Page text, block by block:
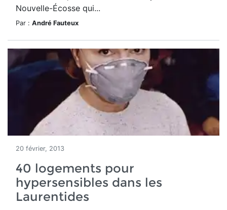
Nouvelle-Écosse qui...
Par : André Fauteux
20 février, 2013
40 logements pour
hypersensibles dans les
Laurentides